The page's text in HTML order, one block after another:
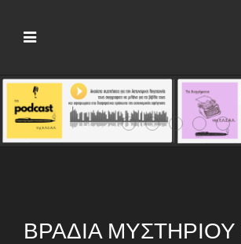
Νέος πρόεδρος
Crime Fiction
Αρχίζει
ΒΡΑΔΙΆ